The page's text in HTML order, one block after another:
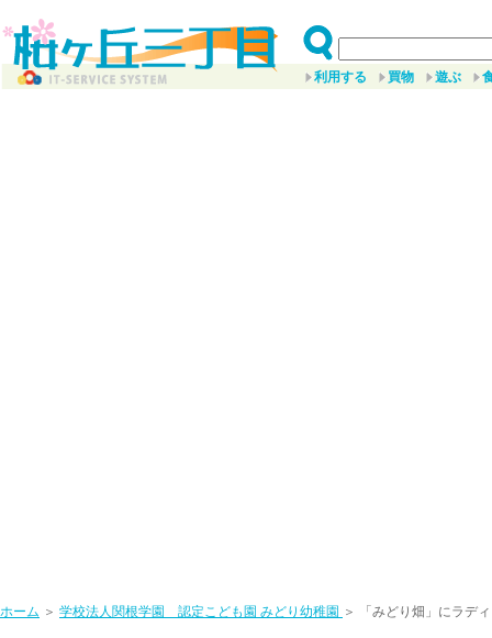
利用する 買物 遊ぶ
ホーム ＞ 学校法人関根学園 認定こども園 みどり幼稚園 ＞ 「みどり畑」にラデ